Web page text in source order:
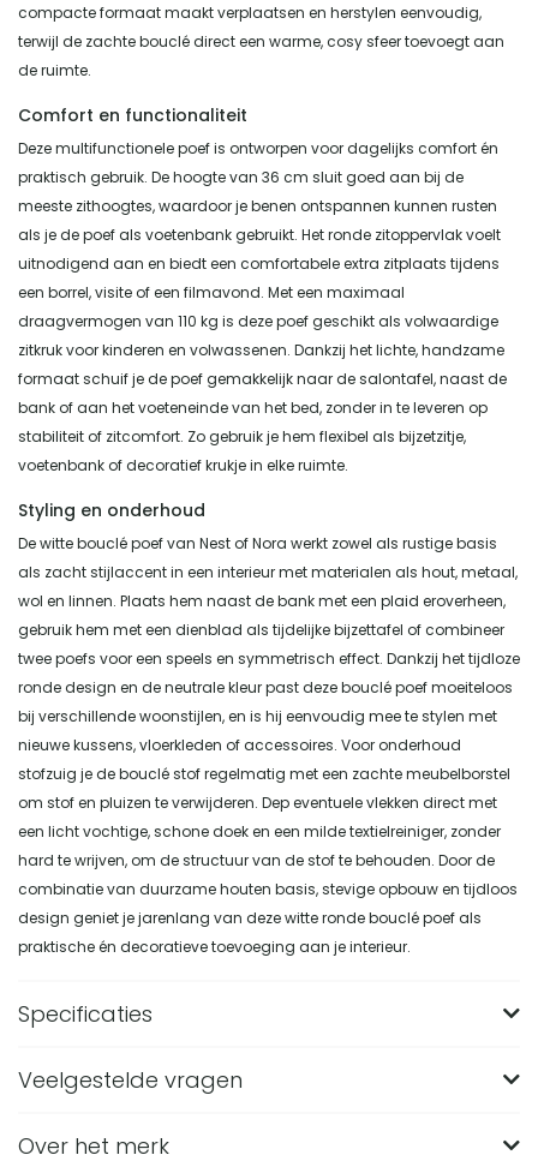
compacte formaat maakt verplaatsen en herstylen eenvoudig,
terwijl de zachte bouclé direct een warme, cosy sfeer toevoegt aan
de ruimte.
Comfort en functionaliteit
Deze multifunctionele poef is ontworpen voor dagelijks comfort én
praktisch gebruik. De hoogte van 36 cm sluit goed aan bij de
meeste zithoogtes, waardoor je benen ontspannen kunnen rusten
als je de poef als voetenbank gebruikt. Het ronde zitoppervlak voelt
uitnodigend aan en biedt een comfortabele extra zitplaats tijdens
een borrel, visite of een filmavond. Met een maximaal
draagvermogen van 110 kg is deze poef geschikt als volwaardige
zitkruk voor kinderen en volwassenen. Dankzij het lichte, handzame
formaat schuif je de poef gemakkelijk naar de salontafel, naast de
bank of aan het voeteneinde van het bed, zonder in te leveren op
stabiliteit of zitcomfort. Zo gebruik je hem flexibel als bijzetzitje,
voetenbank of decoratief krukje in elke ruimte.
Styling en onderhoud
De witte bouclé poef van Nest of Nora werkt zowel als rustige basis
als zacht stijlaccent in een interieur met materialen als hout, metaal,
wol en linnen. Plaats hem naast de bank met een plaid eroverheen,
gebruik hem met een dienblad als tijdelijke bijzettafel of combineer
twee poefs voor een speels en symmetrisch effect. Dankzij het tijdloze
ronde design en de neutrale kleur past deze bouclé poef moeiteloos
bij verschillende woonstijlen, en is hij eenvoudig mee te stylen met
nieuwe kussens, vloerkleden of accessoires. Voor onderhoud
stofzuig je de bouclé stof regelmatig met een zachte meubelborstel
om stof en pluizen te verwijderen. Dep eventuele vlekken direct met
een licht vochtige, schone doek en een milde textielreiniger, zonder
hard te wrijven, om de structuur van de stof te behouden. Door de
combinatie van duurzame houten basis, stevige opbouw en tijdloos
design geniet je jarenlang van deze witte ronde bouclé poef als
praktische én decoratieve toevoeging aan je interieur.
Specificaties
Merk
Veelgestelde vragen
Wat zijn de afmetingen van de Nest of Nora ronde
Over het merk